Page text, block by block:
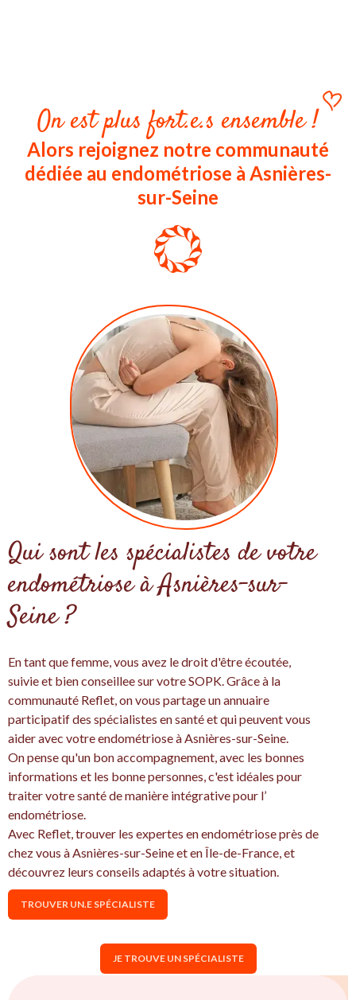
On est plus fort.e.s ensemble !
Alors rejoignez notre communauté
dédiée au endométriose à Asnières-
sur-Seine
Qui sont les spécialistes de votre
endométriose à Asnières-sur-
Seine ?
En tant que femme, vous avez le droit d'être écoutée,
suivie et bien conseillee sur votre SOPK. Grâce à la
communauté Reflet, on vous partage un annuaire
participatif des spécialistes en santé et qui peuvent vous
aider avec votre endométriose à Asnières-sur-Seine.
On pense qu'un bon accompagnement, avec les bonnes
informations et les bonne personnes, c'est idéales pour
traiter votre santé de manière intégrative pour l’
endométriose.
Avec Reflet, trouver les expertes en endométriose près de
chez vous à Asnières-sur-Seine et en Île-de-France, et
découvrez leurs conseils adaptés à votre situation.
TROUVER UN.E SPÉCIALISTE
JE TROUVE UN SPÉCIALISTE